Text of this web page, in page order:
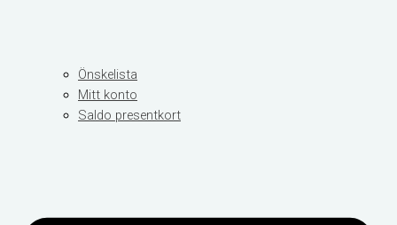
Önskelista
Mitt konto
Saldo presentkort